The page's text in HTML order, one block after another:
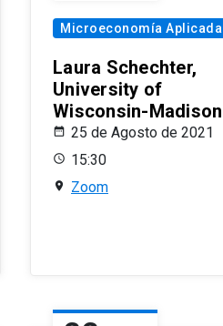
Microeconomía Aplicada
Laura Schechter,
University of
Wisconsin-Madison
25 de Agosto de 2021
15:30
Zoom